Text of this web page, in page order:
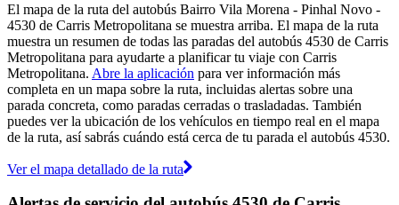
El mapa de la ruta del autobús Bairro Vila Morena - Pinhal Novo -
4530 de Carris Metropolitana se muestra arriba. El mapa de la ruta
muestra un resumen de todas las paradas del autobús 4530 de Carris
Metropolitana para ayudarte a planificar tu viaje con Carris
Metropolitana. Abre la aplicación para ver información más
completa en un mapa sobre la ruta, incluidas alertas sobre una
parada concreta, como paradas cerradas o trasladadas. También
puedes ver la ubicación de los vehículos en tiempo real en el mapa
de la ruta, así sabrás cuándo está cerca de tu parada el autobús 4530.
Ver el mapa detallado de la ruta